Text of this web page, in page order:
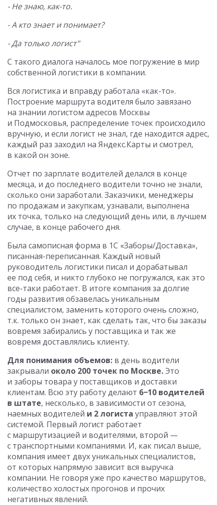
- Не знаю, как-то.
- А кто знает и понимает?
- Да только логист"
С такого диалога началось мое погружение в мир
собственной логистики в компании.
Вся логистика и вправду работала «как-то».
Построение маршрута водителя было завязано
на знании логистом адресов Москвы
и Подмосковья, распределение точек происходило
вручную, и если логист не знал, где находится адрес,
каждый раз заходил на Яндекс.Карты и смотрел,
в какой он зоне.
Отчет по зарплате водителей делался в конце
месяца, и до последнего водители точно не знали,
сколько они заработали. Заказчики, менеджеры
по продажам и закупкам, узнавали, выполнена
их точка, только на следующий день или, в лучшем
случае, в конце рабочего дня.
Была самописная форма в 1С «Заборы/Доставка»,
писанная-переписанная. Каждый новый
руководитель логистики писал и дорабатывал
ее под себя, и никто глубоко не погружался, как это
все-таки работает. В итоге компания за долгие
годы развития обзавелась уникальным
специалистом, заменить которого очень сложно,
т.к. только он знает, как сделать так, что бы заказы
вовремя забирались у поставщика и так же
вовремя доставлялись клиенту.
Для понимания объемов: в день водители
закрывали около 200 точек по Москве.Это
и заборы товара у поставщиков и доставки
клиентам. Всю эту работу делают 6−10 водителей
в штате, несколько, в зависимости от сезона,
наемных водителей и 2 логиста управляют этой
системой. Первый логист работает
с маршрутизацией и водителями, второй —
с транспортными компаниями. И, как писал выше,
компания имеет двух уникальных специалистов,
от которых напрямую зависит вся выручка
компании. Не говоря уже про качество маршрутов,
количество холостых прогонов и прочих
негативных явлений.